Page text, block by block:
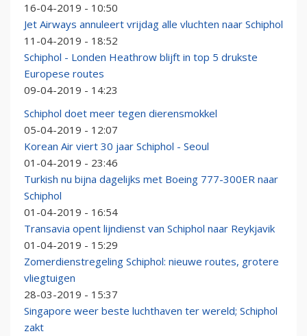
16-04-2019 - 10:50
Jet Airways annuleert vrijdag alle vluchten naar Schiphol
11-04-2019 - 18:52
Schiphol - Londen Heathrow blijft in top 5 drukste
Europese routes
09-04-2019 - 14:23
Schiphol doet meer tegen dierensmokkel
05-04-2019 - 12:07
Korean Air viert 30 jaar Schiphol - Seoul
01-04-2019 - 23:46
Turkish nu bijna dagelijks met Boeing 777-300ER naar
Schiphol
01-04-2019 - 16:54
Transavia opent lijndienst van Schiphol naar Reykjavik
01-04-2019 - 15:29
Zomerdienstregeling Schiphol: nieuwe routes, grotere
vliegtuigen
28-03-2019 - 15:37
Singapore weer beste luchthaven ter wereld; Schiphol
zakt